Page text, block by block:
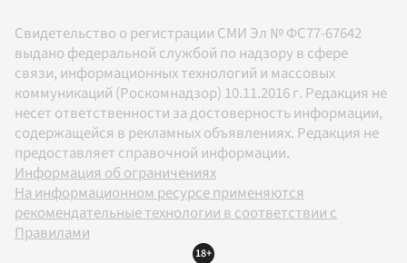
Свидетельство о регистрации СМИ Эл № ФС77-67642
выдано федеральной службой по надзору в сфере
связи, информационных технологий и массовых
коммуникаций (Роскомнадзор) 10.11.2016 г. Редакция не
несет ответственности за достоверность информации,
содержащейся в рекламных объявлениях. Редакция не
предоставляет справочной информации.
Информация об ограничениях
На информационном ресурсе применяются
рекомендательные технологии в соответствии с
Правилами
18+